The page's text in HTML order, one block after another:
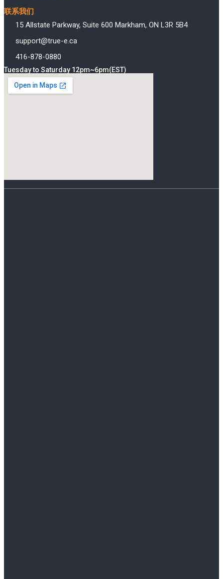
联系我们
15 Allstate Parkway, Suite 600 Markham, ON L3R 5B4
support@true-e.ca
416-878-0880
Tuesday to Saturday 12pm~6pm(EST)